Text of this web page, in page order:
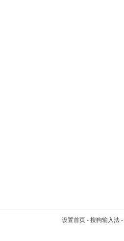
设置首页- 搜狗输入法-